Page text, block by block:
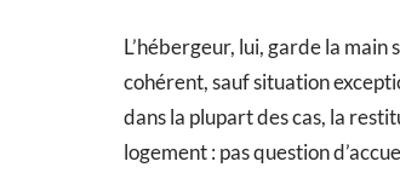
L’hébergeur, lui, garde la main
cohérent, sauf situation
dans la plupart des cas, la
logement : pas question